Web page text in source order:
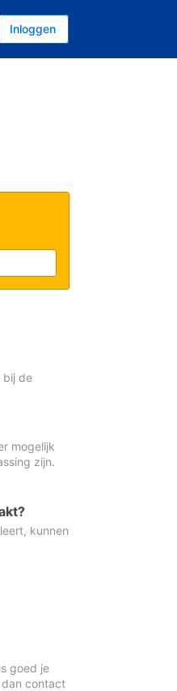
Inloggen
bij de
mogelijk
zijn.
kunnen
goed je
contact